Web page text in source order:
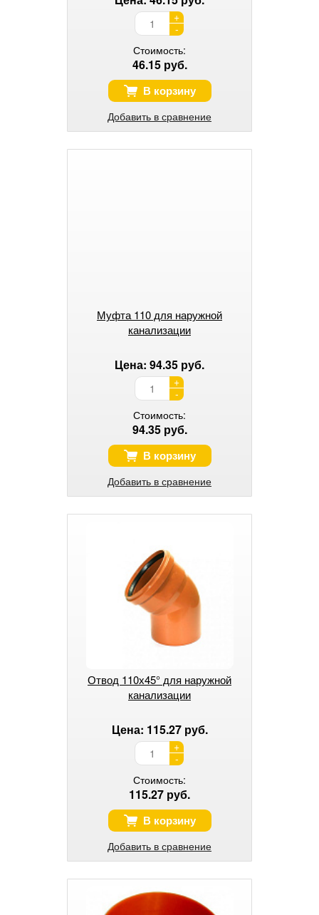
+
-
Стоимость:
46.15 руб.
В корзину
Добавить в сравнение
Муфта 110 для наружной
канализации
Цена: 94.35 руб.
+
-
Стоимость:
94.35 руб.
В корзину
Добавить в сравнение
Отвод 110х45° для наружной
канализации
Цена: 115.27 руб.
+
-
Стоимость:
115.27 руб.
В корзину
Добавить в сравнение